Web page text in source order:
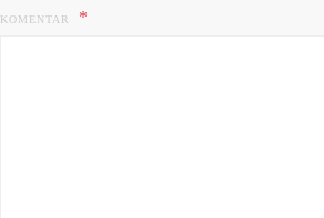
KOMENTAR